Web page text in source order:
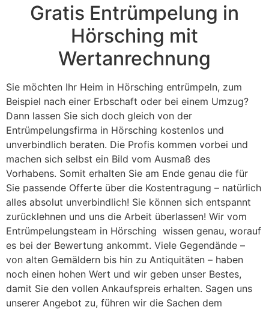
Gratis Entrümpelung in
Hörsching mit
Wertanrechnung
Sie möchten Ihr Heim in Hörsching entrümpeln, zum
Beispiel nach einer Erbschaft oder bei einem Umzug?
Dann lassen Sie sich doch gleich von der
Entrümpelungsfirma in Hörsching kostenlos und
unverbindlich beraten. Die Profis kommen vorbei und
machen sich selbst ein Bild vom Ausmaß des
Vorhabens. Somit erhalten Sie am Ende genau die für
Sie passende Offerte über die Kostentragung – natürlich
alles absolut unverbindlich! Sie können sich entspannt
zurücklehnen und uns die Arbeit überlassen! Wir vom
Entrümpelungsteam in Hörsching wissen genau, worauf
es bei der Bewertung ankommt. Viele Gegendände –
von alten Gemäldern bis hin zu Antiquitäten – haben
noch einen hohen Wert und wir geben unser Bestes,
damit Sie den vollen Ankaufspreis erhalten. Sagen uns
unserer Angebot zu, führen wir die Sachen dem